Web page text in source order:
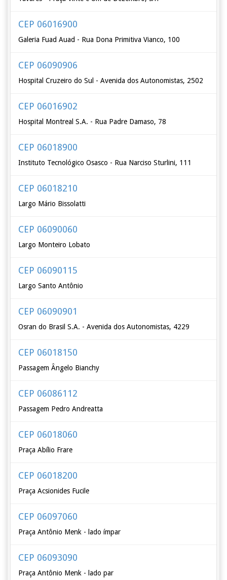
CEP 06016900
Galeria Fuad Auad - Rua Dona Primitiva Vianco, 100
CEP 06090906
Hospital Cruzeiro do Sul - Avenida dos Autonomistas, 2502
CEP 06016902
Hospital Montreal S.A. - Rua Padre Damaso, 78
CEP 06018900
Instituto Tecnológico Osasco - Rua Narciso Sturlini, 111
CEP 06018210
Largo Mário Bissolatti
CEP 06090060
Largo Monteiro Lobato
CEP 06090115
Largo Santo Antônio
CEP 06090901
Osran do Brasil S.A. - Avenida dos Autonomistas, 4229
CEP 06018150
Passagem Ângelo Bianchy
CEP 06086112
Passagem Pedro Andreatta
CEP 06018060
Praça Abílio Frare
CEP 06018200
Praça Acsionides Fucile
CEP 06097060
Praça Antônio Menk - lado ímpar
CEP 06093090
Praça Antônio Menk - lado par